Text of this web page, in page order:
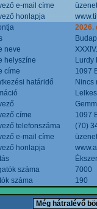
e-mail címe
honlapja
2026.
neve
helyszíne
Lurdy
címe
1097
határidő
Nincs
címe
1097
telefonszáma
(70)
e-mail címe
honlapja
száma
7000
száma
190